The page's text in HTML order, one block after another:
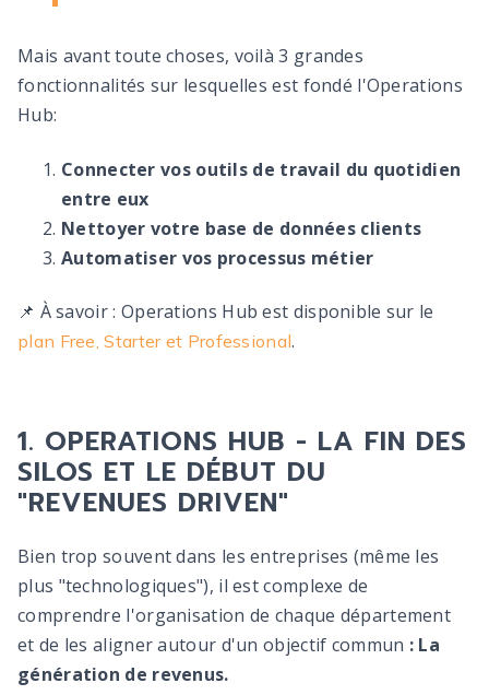
Mais avant toute choses, voilà 3 grandes
fonctionnalités sur lesquelles est fondé l'Operations
Hub:
Connecter vos outils de travail du quotidien
entre eux
Nettoyer votre base de données clients
Automatiser vos processus métier
📌 À savoir : Operations Hub est disponible sur le
plan Free, Starter et Professional.
1. OPERATIONS HUB - LA FIN DES
SILOS ET LE DÉBUT DU
"REVENUES DRIVEN"
Bien trop souvent dans les entreprises (même les
plus "technologiques"), il est complexe de
comprendre l'organisation de chaque département
et de les aligner autour d'un objectif commun : La
génération de revenus.